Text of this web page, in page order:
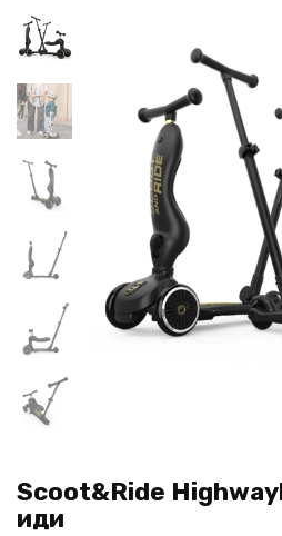
Scoot&Ride
иди